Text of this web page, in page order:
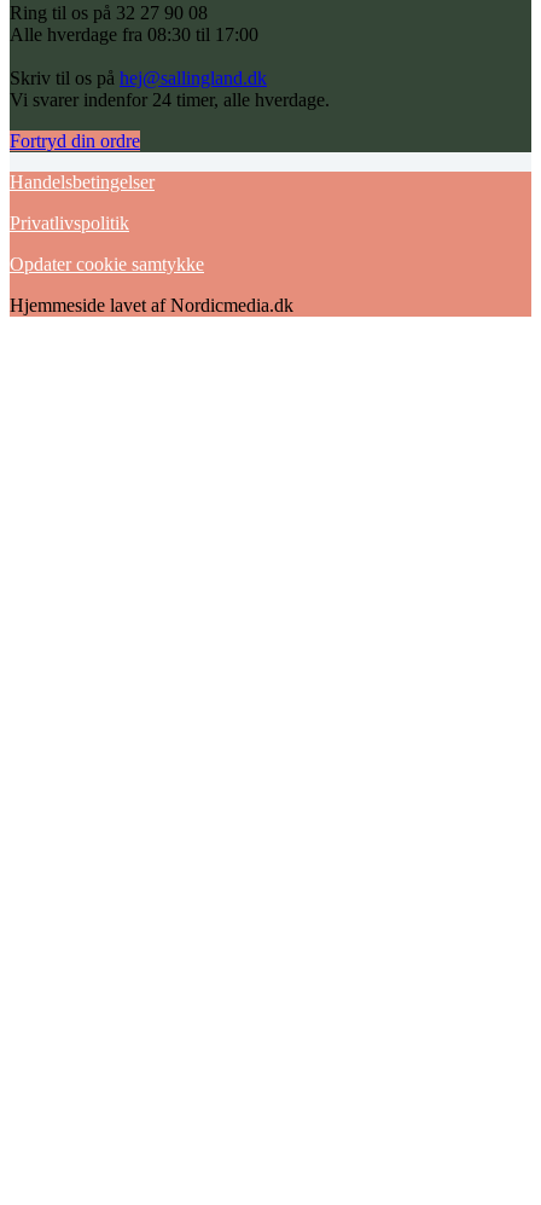
Ring til os på 32 27 90 08
Alle hverdage fra 08:30 til 17:00
Skriv til os på hej@sallingland.dk
Vi svarer indenfor 24 timer, alle hverdage.
Fortryd din ordre
Handelsbetingelser
Privatlivspolitik
Opdater cookie samtykke
Hjemmeside lavet af Nordicmedia.dk